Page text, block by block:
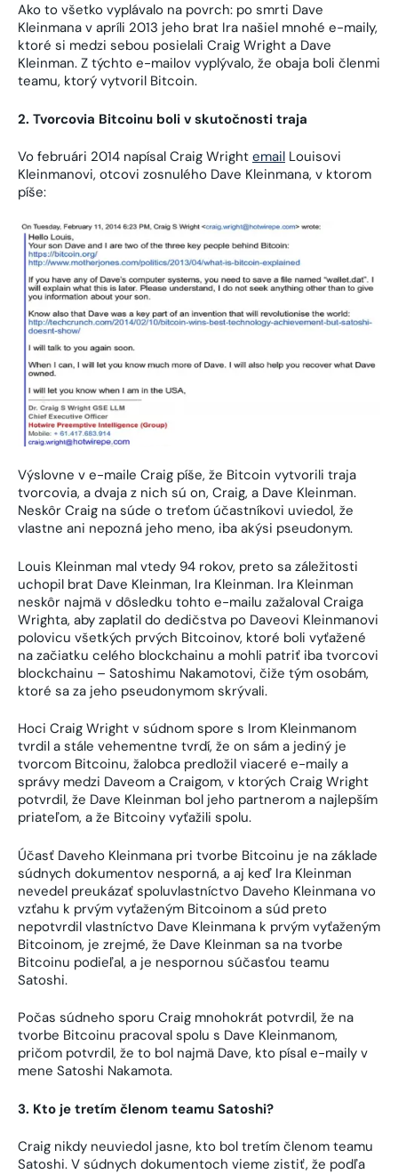
Ako to všetko vyplávalo na povrch: po smrti Dave
Kleinmana v apríli 2013 jeho brat Ira našiel mnohé e-maily,
ktoré si medzi sebou posielali Craig Wright a Dave
Kleinman. Z týchto e-mailov vyplývalo, že obaja boli členmi
teamu, ktorý vytvoril Bitcoin.
2. Tvorcovia Bitcoinu boli v skutočnosti traja
Vo februári 2014 napísal Craig Wright email Louisovi
Kleinmanovi, otcovi zosnulého Dave Kleinmana, v ktorom
píše:
Výslovne v e-maile Craig píše, že Bitcoin vytvorili traja
tvorcovia, a dvaja z nich sú on, Craig, a Dave Kleinman.
Neskôr Craig na súde o treťom účastníkovi uviedol, že
vlastne ani nepozná jeho meno, iba akýsi pseudonym.
Louis Kleinman mal vtedy 94 rokov, preto sa záležitosti
uchopil brat Dave Kleinman, Ira Kleinman. Ira Kleinman
neskôr najmä v dôsledku tohto e-mailu zažaloval Craiga
Wrighta, aby zaplatil do dedičstva po Daveovi Kleinmanovi
polovicu všetkých prvých Bitcoinov, ktoré boli vyťažené
na začiatku celého blockchainu a mohli patriť iba tvorcovi
blockchainu – Satoshimu Nakamotovi, čiže tým osobám,
ktoré sa za jeho pseudonymom skrývali.
Hoci Craig Wright v súdnom spore s Irom Kleinmanom
tvrdil a stále vehementne tvrdí, že on sám a jediný je
tvorcom Bitcoinu, žalobca predložil viaceré e-maily a
správy medzi Daveom a Craigom, v ktorých Craig Wright
potvrdil, že Dave Kleinman bol jeho partnerom a najlepším
priateľom, a že Bitcoiny vyťažili spolu.
Účasť Daveho Kleinmana pri tvorbe Bitcoinu je na základe
súdnych dokumentov nesporná, a aj keď Ira Kleinman
nevedel preukázať spoluvlastníctvo Daveho Kleinmana vo
vzťahu k prvým vyťaženým Bitcoinom a súd preto
nepotvrdil vlastníctvo Dave Kleinmana k prvým vyťaženým
Bitcoinom, je zrejmé, že Dave Kleinman sa na tvorbe
Bitcoinu podieľal, a je nespornou súčasťou teamu
Satoshi.
Počas súdneho sporu Craig mnohokrát potvrdil, že na
tvorbe Bitcoinu pracoval spolu s Dave Kleinmanom,
pričom potvrdil, že to bol najmä Dave, kto písal e-maily v
mene Satoshi Nakamota.
3. Kto je tretím členom teamu Satoshi?
Craig nikdy neuviedol jasne, kto bol tretím členom teamu
Satoshi. V súdnych dokumentoch vieme zistiť, že podľa